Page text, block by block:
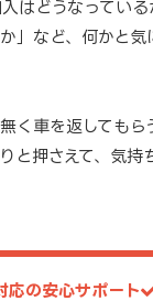
はどうなってい
」など、何かと気
く車を返しても
と押さえて、気持
応の安心サポート